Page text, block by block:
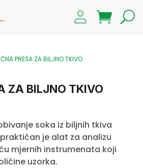
PREŠA ZA BILJNO TKIVO
ZA BILJNO TKIVO
soka iz biljnih tkiva
je alat za analizu
mjernih instrumenata koji
uzorka.